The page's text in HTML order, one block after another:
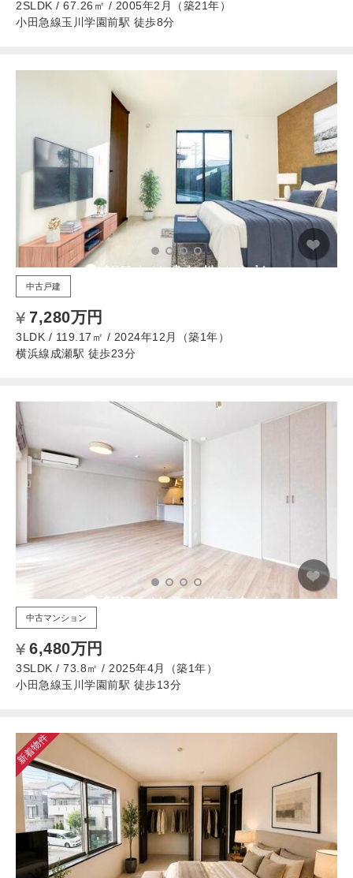
2SLDK / 67.26㎡ / 2005年2月（築21年）
小田急線玉川学園前駅 徒歩8分
中古戸建
7,280万円
3LDK / 119.17㎡ / 2024年12月（築1年）
横浜線成瀬駅 徒歩23分
中古マンション
6,480万円
3SLDK / 73.8㎡ / 2025年4月（築1年）
小田急線玉川学園前駅 徒歩13分
新着物件